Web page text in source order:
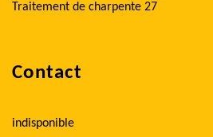
Traitement de charpente 27
Contact
indisponible